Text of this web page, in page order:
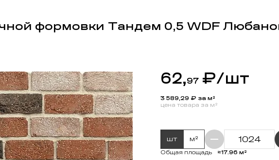
формовки Тандем 0,5 WDF
62,97 ₽/шт
3 589,29 ₽ за м²
цена товара за м²
шт м²
Общая площадь ≈17.96 м²